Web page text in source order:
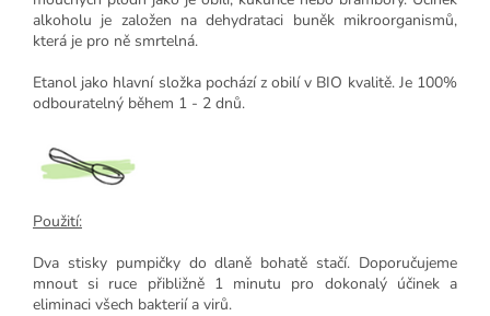
alkoholu je založen na dehydrataci buněk mikroorganismů,
která je pro ně smrtelná.
Etanol jako hlavní složka pochází z obilí v BIO kvalitě. Je 100%
odbouratelný během 1 - 2 dnů.
Použití:
Dva stisky pumpičky do dlaně bohatě stačí. Doporučujeme
mnout si ruce přibližně 1 minutu pro dokonalý účinek a
eliminaci všech bakterií a virů.